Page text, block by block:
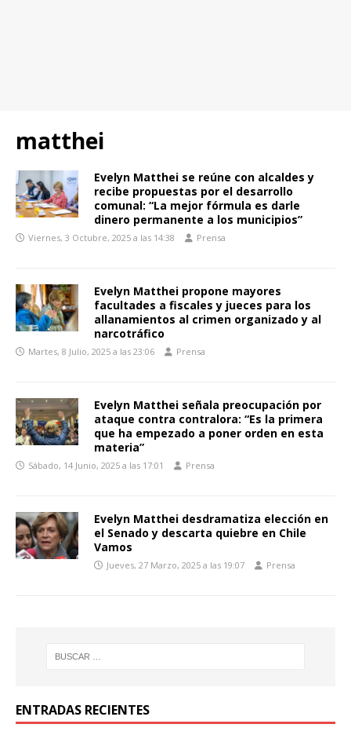
matthei
Evelyn Matthei se reúne con alcaldes y
recibe propuestas por el desarrollo
comunal: “La mejor fórmula es darle
dinero permanente a los municipios”
Viernes, 3 Octubre, 2025 a las 14:38 Prensa
Evelyn Matthei propone mayores
facultades a fiscales y jueces para los
allanamientos al crimen organizado y al
narcotráfico
Martes, 8 Julio, 2025 a las 23:06 Prensa
Evelyn Matthei señala preocupación por
ataque contra contralora: “Es la primera
que ha empezado a poner orden en esta
materia”
Sábado, 14 Junio, 2025 a las 17:01 Prensa
Evelyn Matthei desdramatiza elección en
el Senado y descarta quiebre en Chile
Vamos
Jueves, 27 Marzo, 2025 a las 19:07 Prensa
ENTRADAS RECIENTES